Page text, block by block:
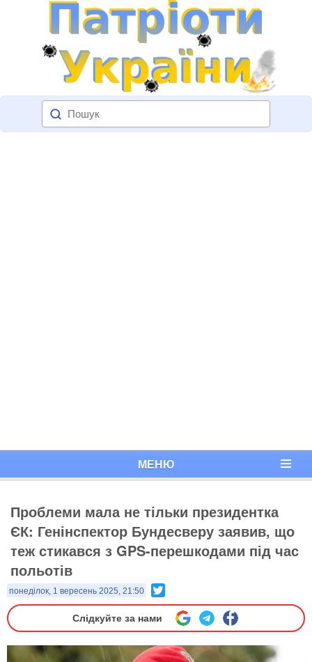
МЕНЮ
Проблеми мала не тільки президентка
ЄК: Генінспектор Бундесверу заявив, що
теж стикався з GPS-перешкодами під час
польотів
понеділок, 1 вересень 2025, 21:50
Слідкуйте за нами